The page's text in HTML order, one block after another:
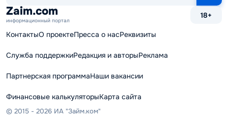
сайту
Zaim.com
информационный портал
18+
КонтактыО проектеПресса о насРеквизиты
Служба поддержкиРедакция и авторыРеклама
Партнерская программаНаши вакансии
Финансовые калькуляторыКарта сайта
© 2015 - 2026 ИА "Займ.ком"